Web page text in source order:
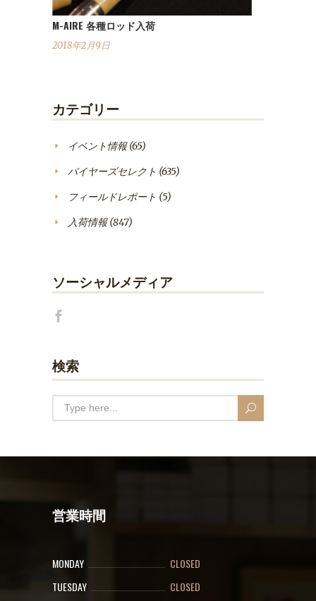
M-AIRE 各種ロッド入荷
2018年2月9日
カテゴリー
イベント情報(65)
バイヤーズセレクト (635)
フィールドレポート (5)
入荷情報(847)
ソーシャルメディア
検索
営業時間
MONDAY
CLOSED
TUESDAY
CLOSED